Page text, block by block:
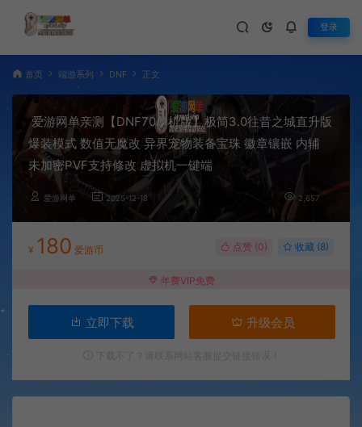
登录
首页 端游系列 DNF 正文
爱游网单亲测【DNF70单机版】极简3.0往昔之城直升版
爆装模式 数值无魔改 异界宠物装备宝珠 徽章镶嵌 内辅
未加密PVF支持修改 虚拟机一键端
爱游网单 2025-12-18 2,657
¥ 180 爱游币 点赞 (0) 收藏 (8)
年费VIP免费
立即下载 升级会员